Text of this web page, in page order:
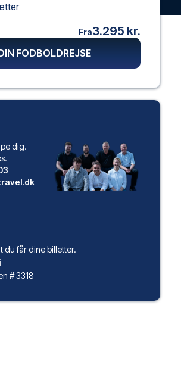
Fra3.295 kr.
FODBOLDREJSE
dig.
du får dine billetter.
# 3318